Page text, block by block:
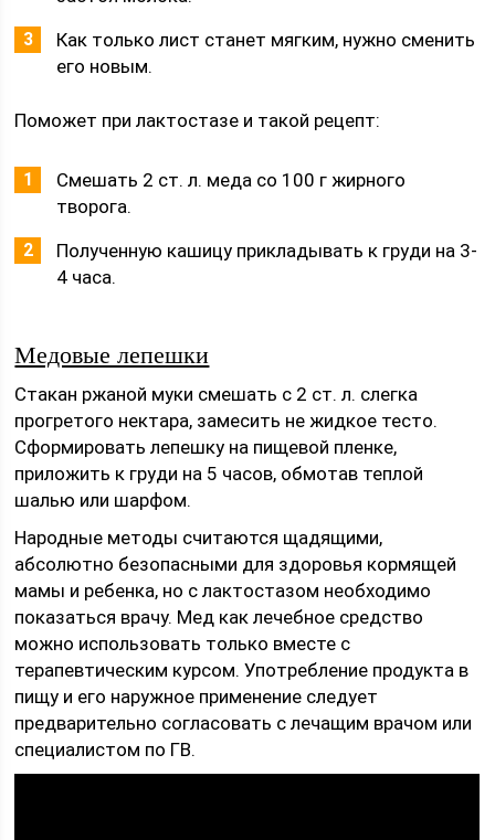
Как только лист станет мягким, нужно сменить
его новым.
Поможет при лактостазе и такой рецепт:
Смешать 2 ст. л. меда со 100 г жирного
творога.
Полученную кашицу прикладывать к груди на 3-
4 часа.
Медовые лепешки
Стакан ржаной муки смешать с 2 ст. л. слегка
прогретого нектара, замесить не жидкое тесто.
Сформировать лепешку на пищевой пленке,
приложить к груди на 5 часов, обмотав теплой
шалью или шарфом.
Народные методы считаются щадящими,
абсолютно безопасными для здоровья кормящей
мамы и ребенка, но с лактостазом необходимо
показаться врачу. Мед как лечебное средство
можно использовать только вместе с
терапевтическим курсом. Употребление продукта в
пищу и его наружное применение следует
предварительно согласовать с лечащим врачом или
специалистом по ГВ.